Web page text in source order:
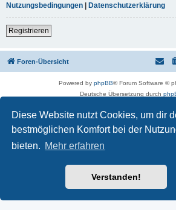
Diese Website nutzt Cookies, um dir
bestmöglichen Komfort bei der
bieten. Mehr erfahren
Verstanden!
Nutzungsbedingungen | Datenschutzerklärung
Registrieren
Foren-Übersicht
Powered by phpBB® Forum Software ©
Deutsche Übersetzung durch